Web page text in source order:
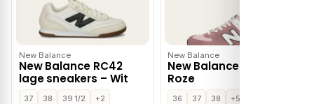
New Balance
New Balance RC42
lage sneakers – Wit
37 38 39 1/2
+2
New Balance
New Balance 574 –
Roze
36 37 38
+5